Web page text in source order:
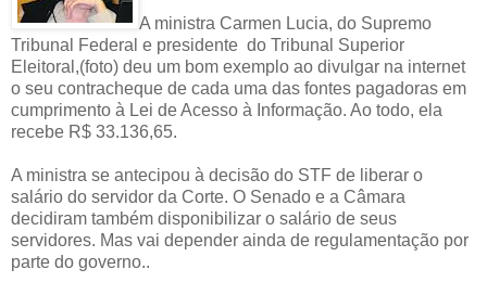
A ministra Carmen Lucia, do Supremo
Tribunal Federal e presidente do Tribunal Superior
Eleitoral,(foto) deu um bom exemplo ao divulgar na internet
o seu contracheque de cada uma das fontes pagadoras em
cumprimento à Lei de Acesso à Informação. Ao todo, ela
recebe R$ 33.136,65.
A ministra se antecipou à decisão do STF de liberar o
salário do servidor da Corte. O Senado e a Câmara
decidiram também disponibilizar o salário de seus
servidores. Mas vai depender ainda de regulamentação por
parte do governo..